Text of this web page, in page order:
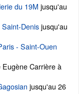
du 19M jusqu'au
Denisjusqu'au
- Saint-Ouen
Eugène Carrière à
jusqu'au 26